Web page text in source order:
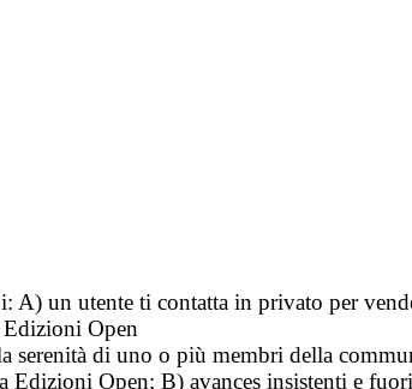
A) un utente ti contatta in privato per
Open
serenità di uno o più membri della
Edizioni Open; B) avances insistenti e